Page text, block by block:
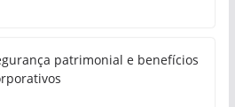
patrimonial e benefícios